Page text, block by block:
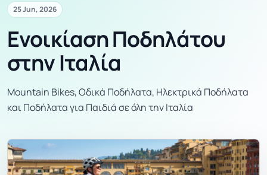
25 Jun, 2026
Ενοικίαση Ποδηλάτου
στην Ιταλία
Mountain Bikes, Οδικά Ποδήλατα, Ηλεκτρικά Ποδήλατα
και Ποδήλατα για Παιδιά σε όλη την Ιταλία